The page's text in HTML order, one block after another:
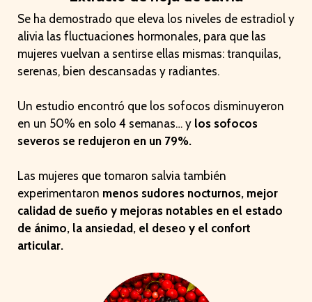
Se ha demostrado que eleva los niveles de estradiol y
alivia las fluctuaciones hormonales, para que las
mujeres vuelvan a sentirse ellas mismas: tranquilas,
serenas, bien descansadas y radiantes.
Un estudio encontró que los sofocos disminuyeron
en un 50% en solo 4 semanas… y los sofocos
severos se redujeron en un 79%.
Las mujeres que tomaron salvia también
experimentaron menos sudores nocturnos, mejor
calidad de sueño y mejoras notables en el estado
de ánimo, la ansiedad, el deseo y el confort
articular.